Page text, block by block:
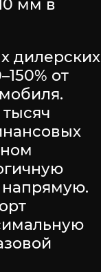
мм в
дилерских
от